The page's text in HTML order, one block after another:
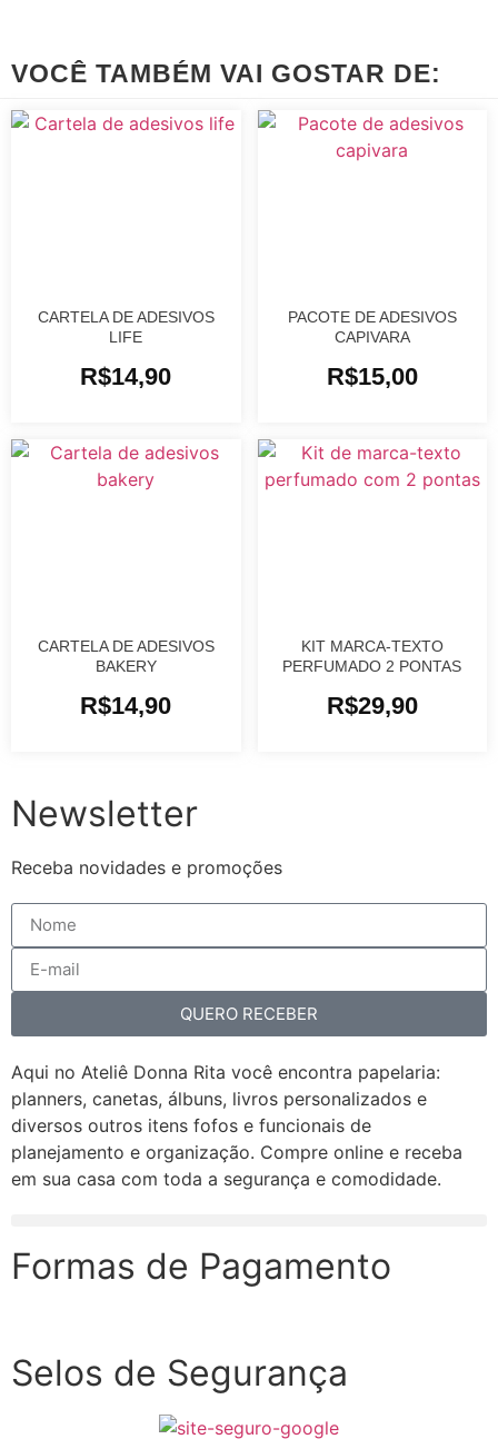
VOCÊ TAMBÉM VAI GOSTAR DE:
CARTELA DE ADESIVOS
LIFE
R$14,90
PACOTE DE ADESIVOS
CAPIVARA
R$15,00
CARTELA DE ADESIVOS
BAKERY
R$14,90
KIT MARCA-TEXTO
PERFUMADO 2 PONTAS
R$29,90
Newsletter
Receba novidades e promoções
QUERO RECEBER
Aqui no Ateliê Donna Rita você encontra papelaria:
planners, canetas, álbuns, livros personalizados e
diversos outros itens fofos e funcionais de
planejamento e organização. Compre online e receba
em sua casa com toda a segurança e comodidade.
Formas de Pagamento
Selos de Segurança